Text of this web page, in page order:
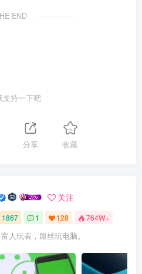
END
支持一下吧
分享 收藏
关注
1867 1 128 764W+
人玩表，屌丝玩电脑。